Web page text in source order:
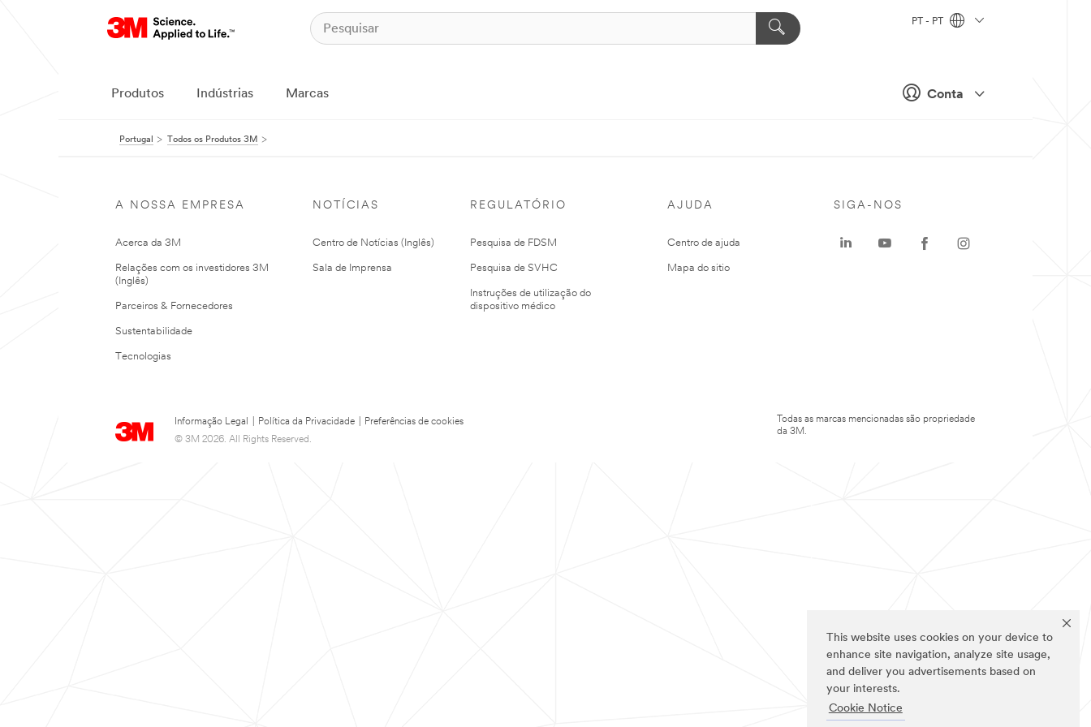
This website uses cookies on your device to
enhance site navigation, analyze site usage,
and deliver you advertisements based on
your interests.
Cookie Notice
Conta
PT - PT
Produtos Indústrias Marcas
Portugal Todos os Produtos 3M
A NOSSA EMPRESA
Acerca da 3M
Relações com os investidores 3M
(Inglês)
Parceiros & Fornecedores
Sustentabilidade
Tecnologias
NOTÍCIAS
Centro de Notícias (Inglês)
Sala de Imprensa
REGULATÓRIO
Pesquisa de FDSM
Pesquisa de SVHC
Instruções de utilização do
dispositivo médico
AJUDA
Centro de ajuda
Mapa do sitio
Informação Legal Política da Privacidade
Preferências de cookies
© 3M 2026. All Rights Reserved.
SIGA-NOS
Todas as marcas mencionadas são propriedade
da 3M.